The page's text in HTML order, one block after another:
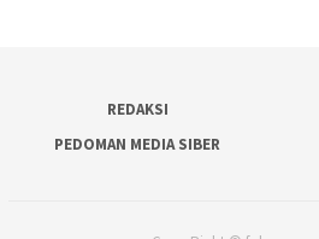
REDAKSI
PEDOMAN MEDIA SIBER